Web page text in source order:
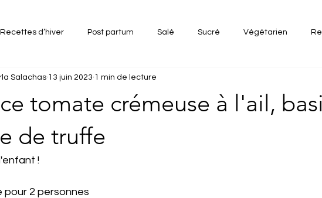
Recettes d’hiver Post partum Salé Sucré Végétarien
Brunch Apéritif dînatoire Recette rapide
tomate crémeuse à l'ail,
de truffe
Salachas 13 juin 2023 1 min de lecture
!
pour 2 personnes